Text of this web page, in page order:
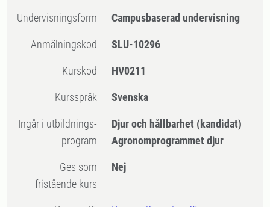
Undervisningsform Campusbaserad undervisning
Anmälningskod SLU-10296
Kurskod HV0211
Kursspråk Svenska
Ingår i utbildnings-
program
Djur och hållbarhet (kandidat)
Agronomprogrammet djur
Ges som
fristående kurs
Nej